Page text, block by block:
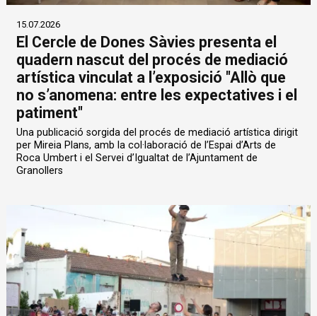
15.07.2026
El Cercle de Dones Sàvies presenta el
quadern nascut del procés de mediació
artística vinculat a l’exposició "Allò que
no s’anomena: entre les expectatives i el
patiment"
Una publicació sorgida del procés de mediació artística dirigit
per Mireia Plans, amb la col·laboració de l’Espai d’Arts de
Roca Umbert i el Servei d’Igualtat de l’Ajuntament de
Granollers